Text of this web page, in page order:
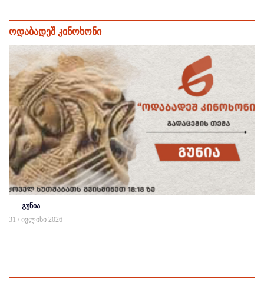
ოდაბადეშ კინოხონი
გუნია
31 / ივლისი 2026